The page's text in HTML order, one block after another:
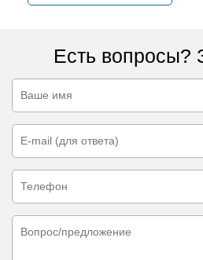
Есть вопросы?